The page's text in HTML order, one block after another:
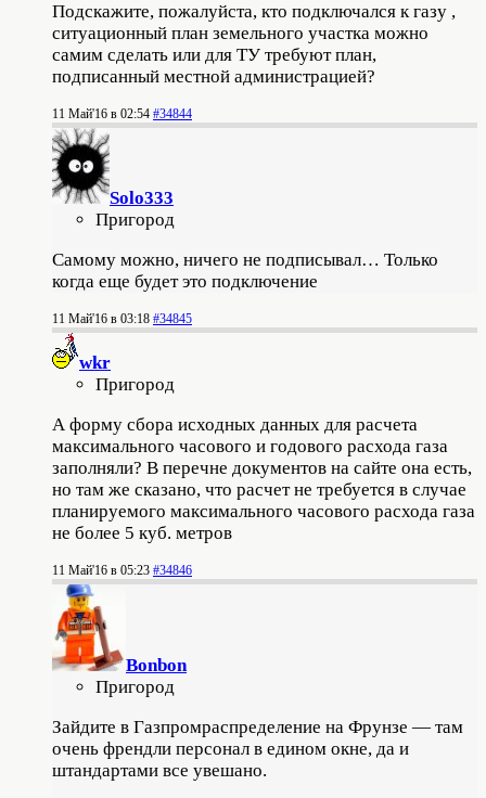
Подскажите, пожалуйста, кто подключался к газу ,
ситуационный план земельного участка можно
самим сделать или для ТУ требуют план,
подписанный местной администрацией?
11 Май'16 в 02:54 #34844
Solo333
Пригород
Самому можно, ничего не подписывал… Только
когда еще будет это подключение
11 Май'16 в 03:18 #34845
wkr
Пригород
А форму сбора исходных данных для расчета
максимального часового и годового расхода газа
заполняли? В перечне документов на сайте она есть,
но там же сказано, что расчет не требуется в случае
планируемого максимального часового расхода газа
не более 5 куб. метров
11 Май'16 в 05:23 #34846
Bonbon
Пригород
Зайдите в Газпромраспределение на Фрунзе — там
очень френдли персонал в едином окне, да и
штандартами все увешано.